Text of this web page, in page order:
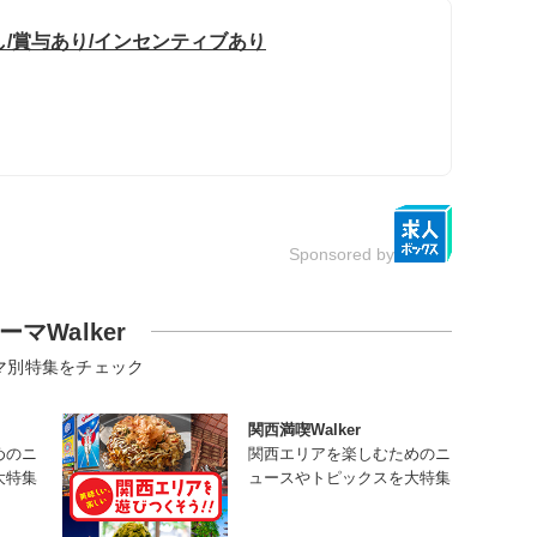
与あり/インセンティブあり
Sponsored by
マWalker
別特集をチェック
のニ
特集
関西満喫Walker
関西エリアを楽しむためのニ
ュースやトピックスを大特集